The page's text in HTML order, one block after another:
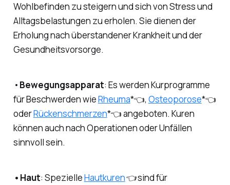
Wohlbefinden zu steigern und sich von Stress und
Alltagsbelastungen zu erholen. Sie dienen der
Erholung nach überstandener Krankheit und der
Gesundheitsvorsorge.
• Bewegungsapparat: Es werden Kurprogramme
für Beschwerden wieRheuma*👈, Osteoporose*👈
oderRückenschmerzen*👈 angeboten. Kuren
können auch nach Operationen oder Unfällen
sinnvoll sein.
•Haut: SpezielleHautkuren👈 sind für